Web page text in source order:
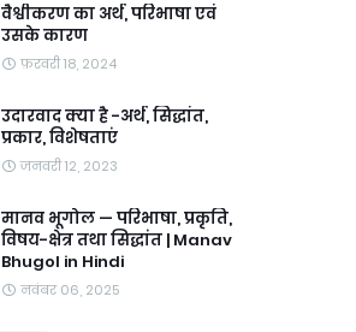
वैश्वीकरण का अर्थ, परिभाषा एवं
उसके कारण
फ़रवरी 18, 2024
उदारवाद क्या है -अर्थ, सिद्धांत,
प्रकार, विशेषताएं
जनवरी 12, 2023
मानव भूगोल — परिभाषा, प्रकृति,
विषय-क्षेत्र तथा सिद्धांत | Manav
Bhugol in Hindi
नवंबर 06, 2025